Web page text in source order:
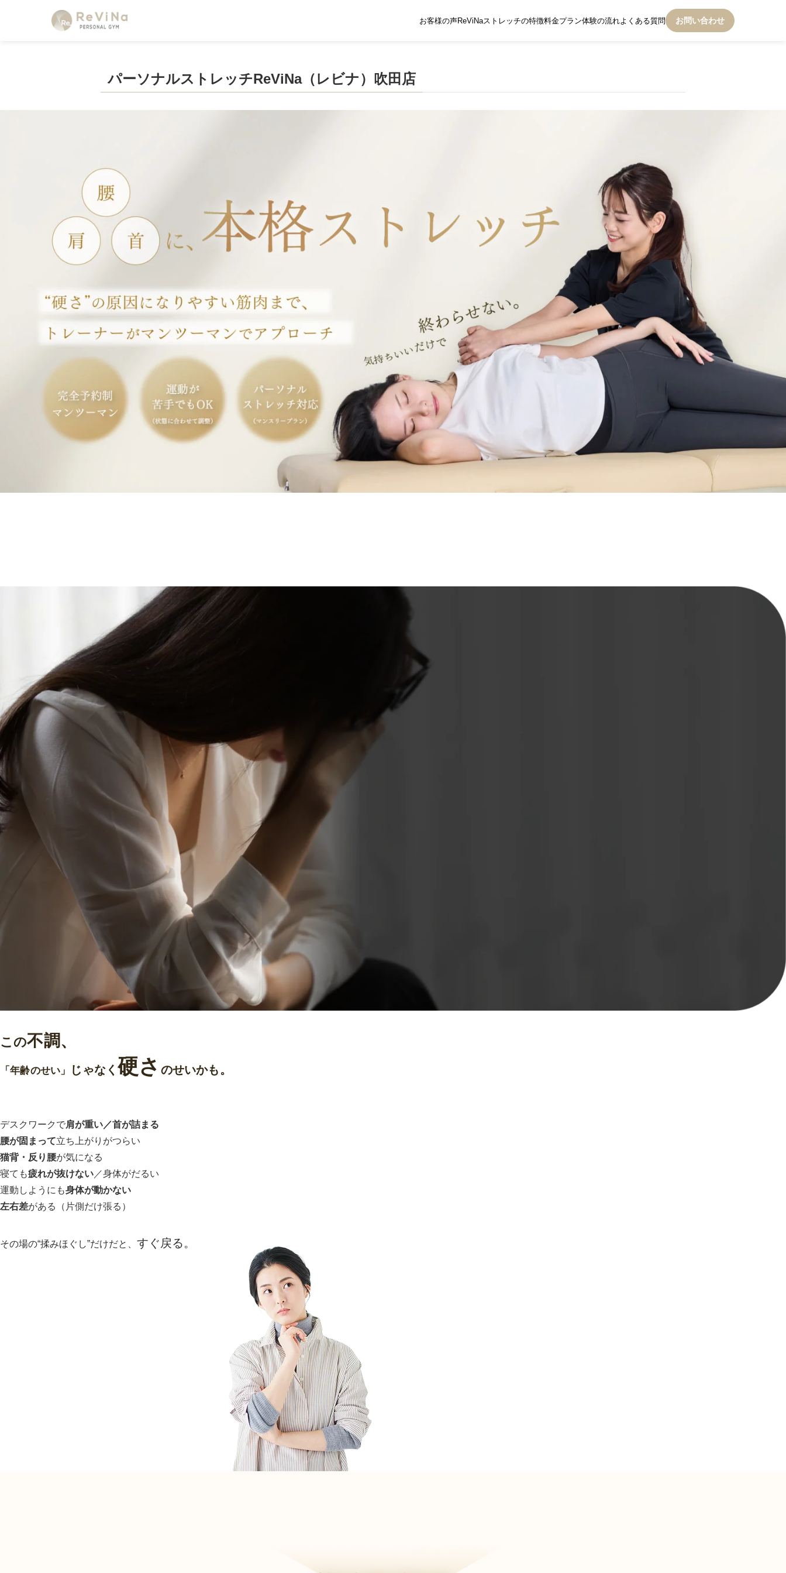
パーソナルストレッチReViNa（レビナ）吹田店
お客様の声ReViNaストレッチの特徴料金プラン体験の流れよくある質問 お問い合わせ
この不調、
「年齢のせい」 じゃなく硬さ のせいかも。
デスクワークで肩が重い／首が詰まる
腰が固まって立ち上がりがつらい
猫背・反り腰が気になる
寝ても疲れが抜けない ／身体がだるい
運動しようにも身体が動かない
左右差がある（片側だけ張る）
その場の“揉みほぐし”だけだと、 すぐ戻る。